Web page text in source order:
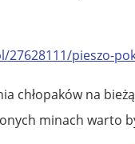
pieszo-
chłopaków na
minach warto